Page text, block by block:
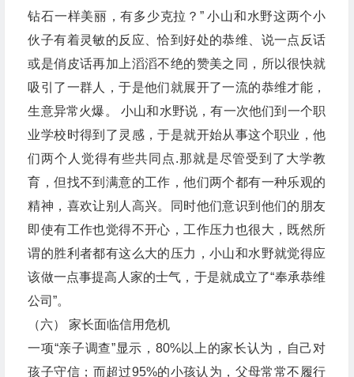
钻石一样美丽，有多少克拉？” 小山和水野这两个小
伙子有着灵敏的反应、恰到好处的恭维、说一点反话
或是俏皮话再加上滔滔不绝的赞美之同，所以很快就
吸引了一群人，于是他们就展开了一流的恭维才能，
生意异常火爆。 小山和水野说，有一次他们到一个职
业学校时得到了灵感，于是就开始从事这个职业，他
们两个人觉得有些共同点.那就是尽管受到了大学教
育，但找不到满意的工作，他们两个都有一种乐观的
精神，喜欢让别人高兴。同时他们意识到他们的朋友
即使有工作也觉得不开心，工作压力也很大，既然所
谓的胜利者都有这么大的压力，小山和水野就觉得应
该做一点事提高人家的士气，于是就成立了“奉承恭维
公司”。
（六） 家长面临信用危机
一项“亲子调查”显示，80%以上的家长认为，自己对
孩子守信；而超过95%的小孩认为，父母常常不履行